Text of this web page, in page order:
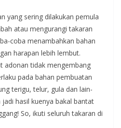
yang sering dilakukan pemula
atau mengurangi takaran
coba menambahkan bahan
harapan lebih lembut.
adonan tidak mengembang
pada bahan pembuatan
terigu, telur, gula dan lain-
hasil kuenya bakal bantat
So, ikuti seluruh takaran di